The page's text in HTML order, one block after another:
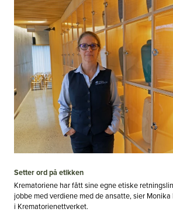
Setter ord på etikken
Krematoriene har fått sine egne etiske
jobbe med verdiene med de ansatte, sier Monika
i Krematorienettverket.